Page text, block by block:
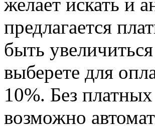
предлагается
быть
выберете для
10%. Без
возможно